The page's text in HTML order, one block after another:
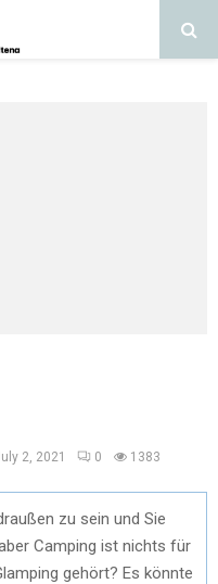
2, 2021 0 1383
zu sein und Sie
Camping ist nichts für
gehört? Es könnte